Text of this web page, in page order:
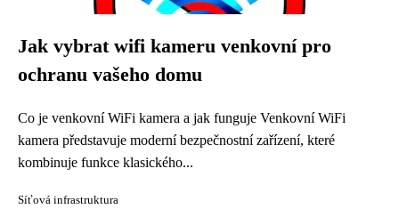
Jak vybrat wifi kameru venkovní pro
ochranu vašeho domu
Co je venkovní WiFi kamera a jak funguje Venkovní WiFi
kamera představuje moderní bezpečnostní zařízení, které
kombinuje funkce klasického...
Síťová infrastruktura